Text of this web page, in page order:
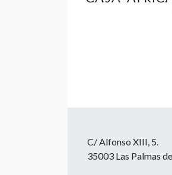
C/ Alfonso XIII, 5.
35003 Las Palmas